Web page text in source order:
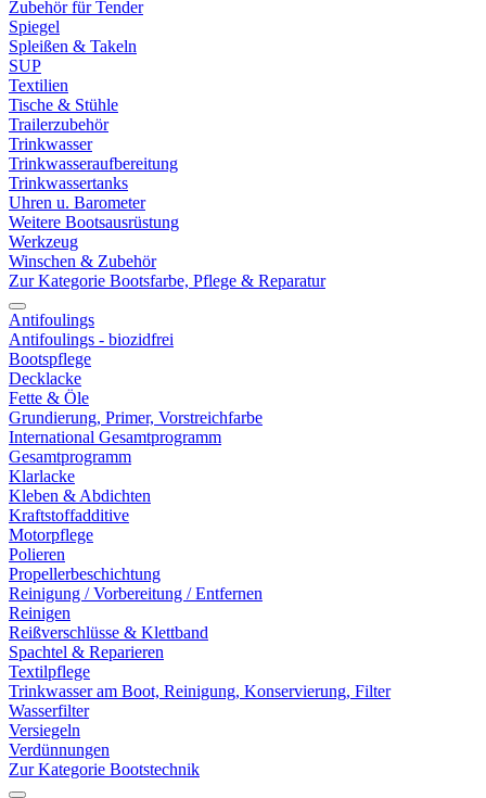
Zubehör für Tender
Spiegel
Spleißen & Takeln
SUP
Textilien
Tische & Stühle
Trailerzubehör
Trinkwasser
Trinkwasseraufbereitung
Trinkwassertanks
Uhren u. Barometer
Weitere Bootsausrüstung
Werkzeug
Winschen & Zubehör
Zur Kategorie Bootsfarbe, Pflege & Reparatur
Antifoulings
Antifoulings - biozidfrei
Bootspflege
Decklacke
Fette & Öle
Grundierung, Primer, Vorstreichfarbe
International Gesamtprogramm
Gesamtprogramm
Klarlacke
Kleben & Abdichten
Kraftstoffadditive
Motorpflege
Polieren
Propellerbeschichtung
Reinigung / Vorbereitung / Entfernen
Reinigen
Reißverschlüsse & Klettband
Spachtel & Reparieren
Textilpflege
Trinkwasser am Boot, Reinigung, Konservierung, Filter
Wasserfilter
Versiegeln
Verdünnungen
Zur Kategorie Bootstechnik